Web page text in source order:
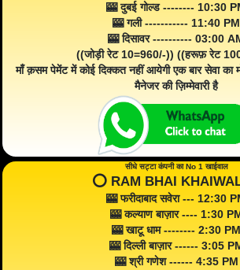
🎰 दुबई गोल्ड -------- 10:30
🎰 गली ----------- 11:40 PM
🎰 दिसावर ---------- 03:00
((जोड़ी रेट 10=960/-)) ((हरूफ़ रेट
माँ क़सम पेमेंट में कोई दिक्कत नहीं आयेगी एक बार सेवा का
मैनेजर की ज़िम्मेवारी है
सीधे सट्टा कंपनी का No 1 खाईवाल
⭕️ RAM BHAI
🎰 फरीदाबाद सवेरा --- 12:30
🎰 कल्याण बाज़ार ---- 1:30
🎰 खाटू धाम -------- 2:30 PM
🎰 दिल्ली बाज़ार ------ 3:05
🎰 श्री गणेश ------ 4:35 PM